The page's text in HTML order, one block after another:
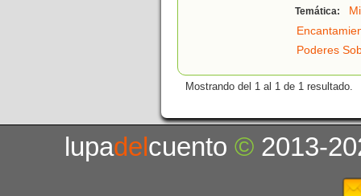
Temática:
Poderes
Mostrando del 1 al 1 de 1 resultado.
lupadelcuento© 2013-